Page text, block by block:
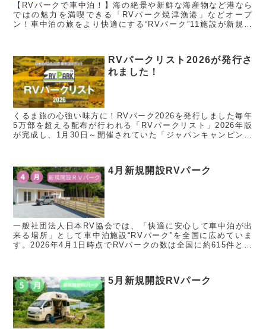
【RVパークで車中泊！】海の絶景や新鮮な海産物など港なら
ではの魅力を満喫できる「RVパーク焼津漁港」などオープ
ン！車中泊の旅をより快適にする“RVパーク”11施設が新規認
RVパークリスト2026が発行さ
れました！
くるま旅の心強い味方に！RVパーク2026を発行しました毎年
5万部を超える配布が行われる「RVパークリスト」2026年版
が完成し、1月30日～開催されていた「ジャパンキャンピング
4月新規開設RVパーク
一般社団法人日本RV協会では、「快適に安心して車中泊が出
来る場所」として車中泊施設“RVパーク”を全国に広めていま
す。2026年4月1日時点でRVパークの数は全国に約615件とな
5月新規開設RVパーク